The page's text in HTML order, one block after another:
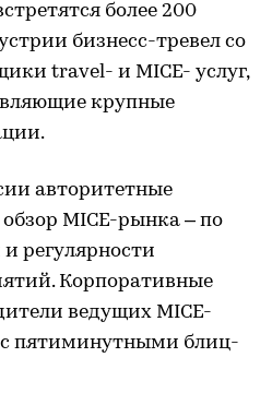
более 200
бизнесс-тревел со
travel- и MICE- услуг,
крупные
авторитетные
MICE-рынка – по
регулярности
Корпоративные
ведущих MICE-
пятиминутными блиц-